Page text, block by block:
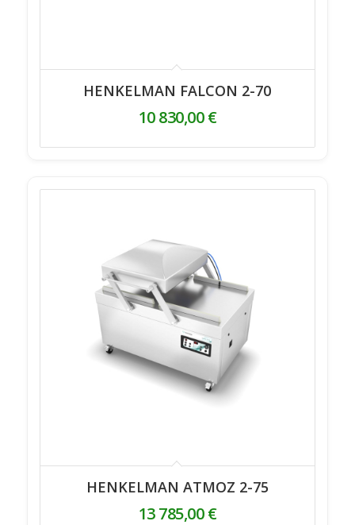
HENKELMAN FALCON 2-70
10 830,00€
HENKELMAN ATMOZ 2-75
13 785,00€